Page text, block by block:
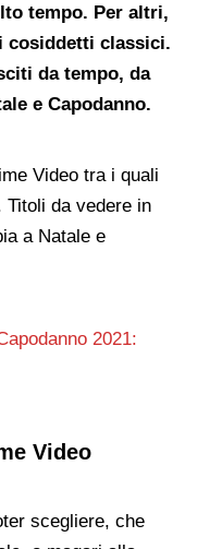
tempo. Per altri,
cosiddetti classici.
da tempo, da
e Capodanno.
Video tra i quali
da vedere in
a Natale e
2021:
Video
scegliere, che